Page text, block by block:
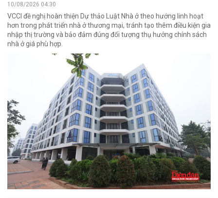
10/08/2026 04:30
VCCI đề nghị hoàn thiện Dự thảo Luật Nhà ở theo hướng linh hoạt
hơn trong phát triển nhà ở thương mại, tránh tạo thêm điều kiện gia
nhập thị trường và bảo đảm đúng đối tượng thụ hưởng chính sách
nhà ở giá phù hợp.